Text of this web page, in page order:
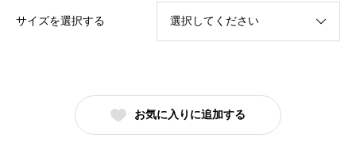
サイズを選択する
お気に入りに追加する